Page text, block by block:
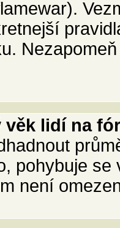
věk lidí na
pohybuje
není